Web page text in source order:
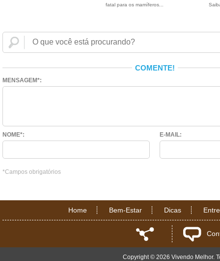
fatal para os mamíferos...
COMENTE!
MENSAGEM*:
NOME*: E-MAIL:
*Campos obrigatórios
Home Bem-Estar Dicas
Copyright © 2026 Vivendo Melhor.